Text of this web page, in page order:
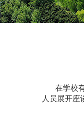
在学校
人员展开座